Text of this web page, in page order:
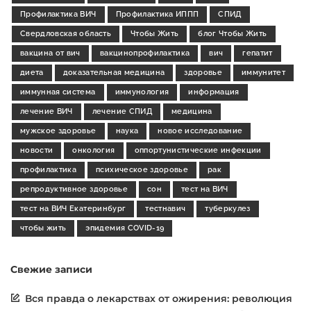
Профилактика ВИЧ Профилактика ИППП СПИД
Свердловская область Чтобы Жить блог Чтобы Жить
вакцина от вич вакцинопрофилактика вич гепатит
диета доказательная медицина здоровье иммунитет
иммунная система иммунология информация
лечение ВИЧ лечение СПИД медицина
мужское здоровье наука новое исследование
новости онкология оппортунистические инфекции
профилактика психическое здоровье рак
репродуктивное здоровье сон тест на ВИЧ
тест на ВИЧ Екатеринбург тестнавич туберкулез
чтобы жить эпидемия COVID-19
Свежие записи
Вся правда о лекарствах от ожирения: революция